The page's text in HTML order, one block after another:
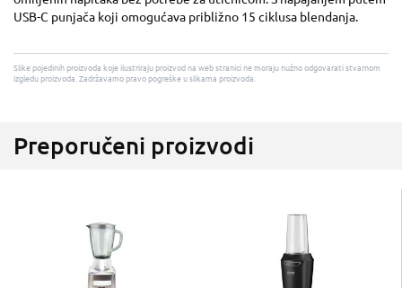
USB-C punjača koji omogućava približno 15 ciklusa blendanja.
Slike pojedinih proizvoda koje ilustriraju proizvod na web stranici ne moraju nužno odgovarati stvarnom
izgledu proizvoda. Zadržavamo pravo pogreške u slikama proizvoda.
Preporučeni proizvodi